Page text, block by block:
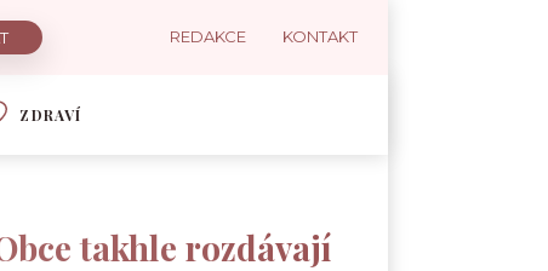
REDAKCE KONTAKT
ZDRAVÍ
takhle rozdávají